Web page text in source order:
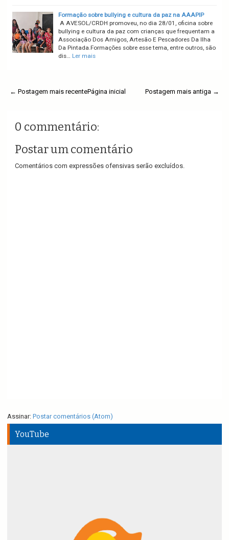
Formação sobre bullying e cultura da paz na AAAPIP
A AVESOL/CRDH promoveu, no dia 28/01, oficina sobre
bullying e cultura da paz com crianças que frequentam a
Associação Dos Amigos, Artesão E Pescadores Da Ilha
Da Pintada.Formações sobre esse tema, entre outros, são
dis… Ler mais
← Postagem mais recente Postagem mais antiga →
Página inicial
0 commentário:
Postar um comentário
Comentários com expressões ofensivas serão excluídos.
Assinar: Postar comentários (Atom)
YouTube